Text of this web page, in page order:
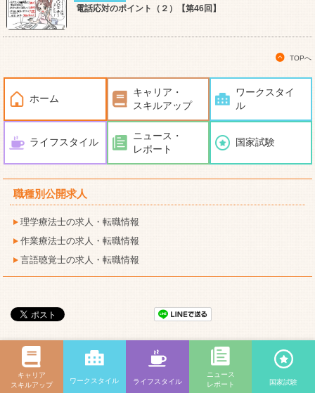
電話応対のポイント（２）【第46回】
TOPへ
ホーム
キャリア・
スキルアップ
ワークスタイ
ル
ライフスタイル
ニュース・
レポート
国家試験
職種別公開求人
理学療法士の求人・転職情報
作業療法士の求人・転職情報
言語聴覚士の求人・転職情報
キャリア
スキルアップ
ワークスタイル ライフスタイル
ニュース
レポート
国家試験